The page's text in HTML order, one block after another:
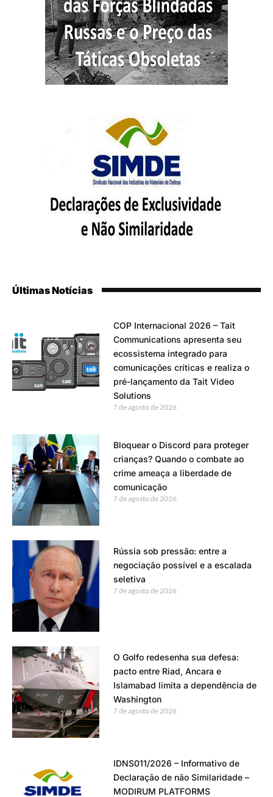
Últimas Notícias
COP Internacional 2026 – Tait
Communications apresenta seu
ecossistema integrado para
comunicações críticas e realiza o
pré-lançamento da Tait Video
Solutions
7 de agosto de 2026
Bloquear o Discord para proteger
crianças? Quando o combate ao
crime ameaça a liberdade de
comunicação
7 de agosto de 2026
Rússia sob pressão: entre a
negociação possível e a escalada
seletiva
7 de agosto de 2026
O Golfo redesenha sua defesa:
pacto entre Riad, Ancara e
Islamabad limita a dependência de
Washington
7 de agosto de 2026
IDNS011/2026 – Informativo de
Declaração de não Similaridade –
MODIRUM PLATFORMS